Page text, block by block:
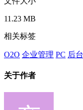
11.23 MB
相关标签
O2O 企业管理 PC 后台
关于作者